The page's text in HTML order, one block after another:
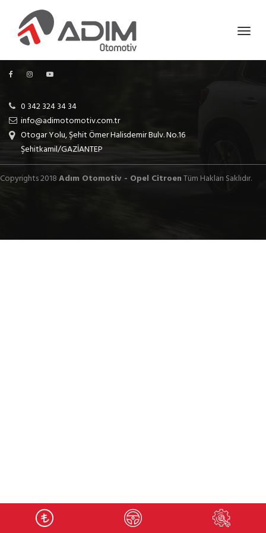
0 342 324 34 34
info@adimotomotiv.com.tr
Otogar Yolu, Şehit Ömer Halisdemir Bulv. No.16
Şehitkamil/GAZİANTEP
Copyrights 2018Adım Otomotiv - Opel CitroenTüm Hakları Saklıdır.